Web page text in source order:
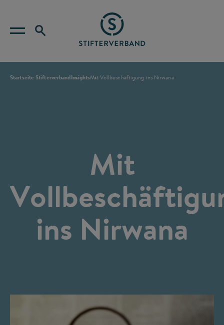
Startseite StifterverbandInsightsMit Vollbeschäftigung ins Nirwana
Mit
ins Nirwana